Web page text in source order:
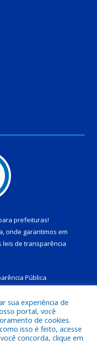
prefeituras!
onde garantimos em
leis de transparência
Pública
Municipal de Tucuruí-
sua experiência de
portal, você
de cookies.
isso é feito, acesse
você concorda, clique em